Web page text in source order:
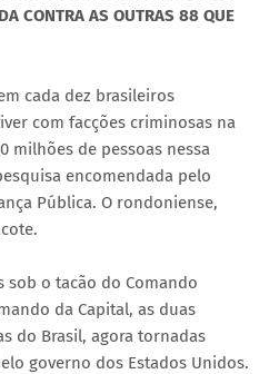
CONTRA AS OUTRAS 88 QUE
cada dez brasileiros
com facções criminosas na
milhões de pessoas nessa
encomendada pelo
Pública. O rondoniense,
sob o tacão do Comando
da Capital, as duas
do Brasil, agora tornadas
governo dos Estados Unidos.